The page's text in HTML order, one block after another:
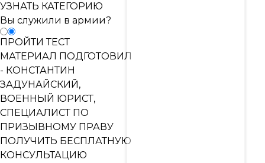
УЗНАТЬ КАТЕГОРИЮ
Вы служили в армии?
ПРОЙТИ ТЕСТ
МАТЕРИАЛ ПОДГОТОВИЛ
- КОНСТАНТИН
ЗАДУНАЙСКИЙ,
ВОЕННЫЙ ЮРИСТ,
СПЕЦИАЛИСТ ПО
ПРИЗЫВНОМУ ПРАВУ
ПОЛУЧИТЬ БЕСПЛАТНУЮ
КОНСУЛЬТАЦИЮ